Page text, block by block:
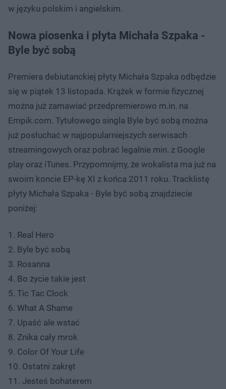
w języku polskim i angielskim.
Nowa piosenka i płyta Michała Szpaka -
Byle być sobą
Premiera debiutanckiej płyty Michała Szpaka odbędzie
się w piątek 13 listopada. Krążek w formie fizycznej
można już zamawiać przedpremierowo m.in. na
Empik.com. Tytułowego singla Byle być sobą można
już posłuchać w najpopularniejszych serwisach
streamingowych oraz pobrać legalnie min. z Google
play oraz iTunes. Przypomnijmy, że wokalista ma już na
swoim koncie EP-kę XI z końca 2011 roku. Tracklistę
płyty Michała Szpaka - Byle być sobą znajdziecie
poniżej:
1. Real Hero
2. Byle być sobą
3. Rosanna
4. Bo życie takie jest
5. Tic Tac Clock
6. What A Shame
7. Upaść ale wstać
8. Znika cały mrok
9. Color Of Your Life
10. Ostatni zakręt
11. Jesteś bohaterem